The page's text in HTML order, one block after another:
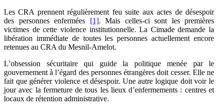
Les CRA prennent régulièrement feu suite aux actes de désespoir
des personnes enfermées [1]. Mais celles-ci sont les premières
victimes de cette violence institutionnelle. La Cimade demande la
libération immédiate de toutes les personnes actuellement encore
retenues au CRA du Mesnil-Amelot.
L’obsession sécuritaire qui guide la politique menée par le
gouvernement à l’égard des personnes étrangères doit cesser. Elle ne
fait que générer violence et désespoir. Une autre logique doit voir le
jour avec la fermeture de tous les lieux d’enfermements : centres et
locaux de rétention administrative.